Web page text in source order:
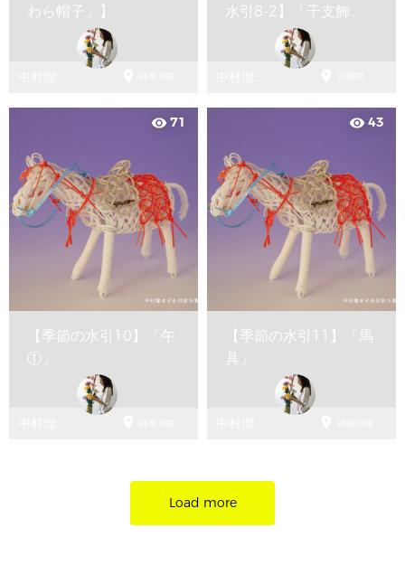
わら帽子」】
水引8-2】「干支飾
り・午②」
visibility 71
【季節の水引10】「午
①」
visibility 43
【季節の水引11】「馬
具」
Load more